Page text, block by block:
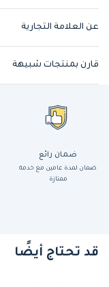
عن العلامة التجارية
قارن بمنتجات شبيهة
ضمان رائع
ضمان لمدة عامين مع خدمة
ممتازة
قد تحتاج أيضًا